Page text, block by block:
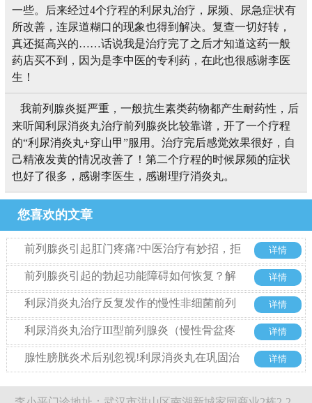
一些。后来经过4个疗程的利尿丸治疗，尿频、尿急症状有
所改善，连尿道糊口的现象也得到解决。复查一切好转，
真还挺高兴的……话说我是治疗完了之后才知道这药一般
药店买不到，因为是李中医的专利药，在此也很感谢李医
生！
我前列腺炎挺严重，一般抗生素类药物都产生耐药性，后
来听闻利尿消炎丸治疗前列腺炎比较靠谱，开了一个疗程
的“利尿消炎丸+穿山甲”服用。治疗完后感觉效果很好，自
己精液发黄的情况改善了！第二个疗程的时候尿频的症状
也好了很多，感谢李医生，感谢理疗消炎丸。
您喜欢的文章
前列腺炎引起肛门疼痛?中医治疗有妙招，拒
绝西药也能好
详情
前列腺炎引起的勃起功能障碍如何恢复？解
析中药利尿消炎丸的治疗优势
详情
利尿消炎丸治疗反复发作的慢性非细菌前列
腺炎的优势
详情
利尿消炎丸治疗III型前列腺炎（慢性骨盆疼
痛综合征）整体方案探析
详情
腺性膀胱炎术后别忽视!利尿消炎丸在巩固治
详情